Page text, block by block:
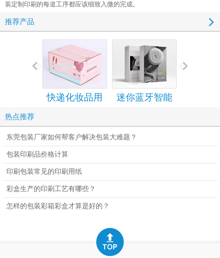
装定制印刷的每道工序都应该细致入微的完成。
推荐产品
快递化妆品用
迷你蓝牙智能
设计定制
热点推荐
东莞包装厂家如何帮客户解决包装大难题？
包装印刷品价格计算
印刷包装常见的印刷用纸
彩盒生产的印刷工艺有哪些？
怎样的包装彩箱彩盒才算是好的？